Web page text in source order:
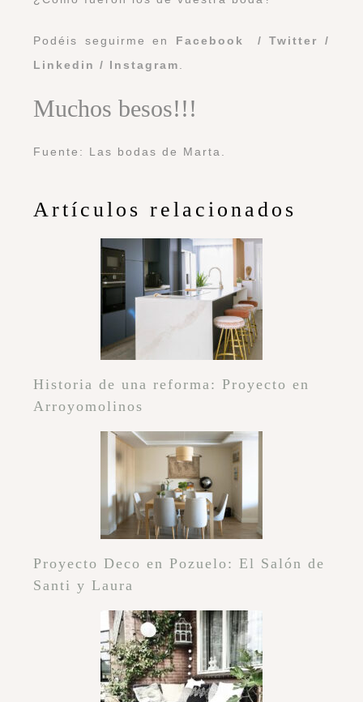
Podéis seguirme en Facebook / Twitter/
Linkedin / Instagram
Muchos besos!!!
Fuente: Las bodas de Marta.
Artículos relacionados
Historia de una reforma: Proyecto en
Arroyomolinos
Proyecto Deco en Pozuelo: El Salón de
Santi y Laura